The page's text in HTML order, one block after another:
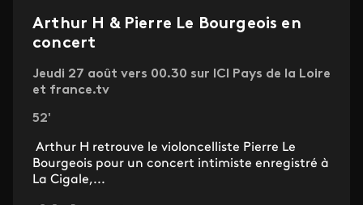
Arthur H & Pierre Le Bourgeois en
concert
Jeudi 27 août vers 00.30 sur ICI Pays de la Loire
et france.tv
52'
Arthur H retrouve le violoncelliste Pierre Le
Bourgeois pour un concert intimiste enregistré à
La Cigale,...